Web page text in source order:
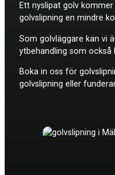
Ett nyslipat golv
golvslipning en mindre
Som golvläggare kan vi
ytbehandling som
Boka in oss för
golvslipning eller